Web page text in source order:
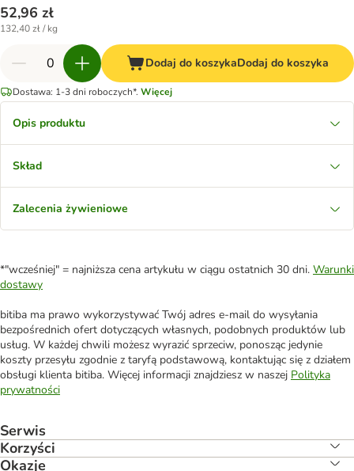
52,96 zł
132,40 zł / kg
Dodaj do koszykaDodaj do koszyka
Dostawa: 1-3 dni roboczych*. Więcej
Opis produktu
Skład
Zalecenia żywieniowe
*"wcześniej" = najniższa cena artykułu w ciągu ostatnich 30 dni. Warunki
dostawy
bitiba ma prawo wykorzystywać Twój adres e-mail do wysyłania
bezpośrednich ofert dotyczących własnych, podobnych produktów lub
usług. W każdej chwili możesz wyrazić sprzeciw, ponosząc jedynie
koszty przesyłu zgodnie z taryfą podstawową, kontaktując się z działem
obsługi klienta bitiba. Więcej informacji znajdziesz w naszej Polityka
prywatności
Serwis
Korzyści
Okazje